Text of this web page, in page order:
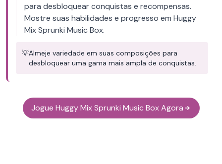
para desbloquear conquistas e recompensas.
Mostre suas habilidades e progresso em Huggy
Mix Sprunki Music Box.
💡Almeje variedade em suas composições para
desbloquear uma gama mais ampla de conquistas.
Jogue Huggy Mix Sprunki Music Box Agora